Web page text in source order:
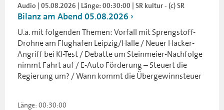
Audio | 05.08.2026 | Länge: 00:30:00 | SR kultur - (c) SR
Bilanz am Abend 05.08.2026
U.a. mit folgenden Themen: Vorfall mit Sprengstoff-
Drohne am Flughafen Leipzig/Halle / Neuer Hacker-
Angriff bei KI-Test / Debatte um Steinmeier-Nachfolge
nimmt Fahrt auf / E-Auto Förderung – Steuert die
Regierung um? / Wann kommt die Übergewinnsteuer
Länge: 00:30:00